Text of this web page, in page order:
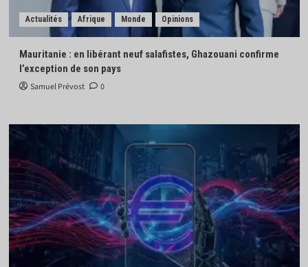
Actualités Afrique Monde Opinions
Mauritanie : en libérant neuf salafistes, Ghazouani confirme
l’exception de son pays
Samuel Prévost 0